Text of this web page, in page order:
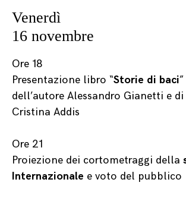
Venerdì
16 novembre
Ore 18
Presentazione libro “Storie di baci
dell’autore Alessandro Gianetti e
Cristina Addis
Ore 21
Proiezione dei cortometraggi della
Internazionale e voto del pubblico